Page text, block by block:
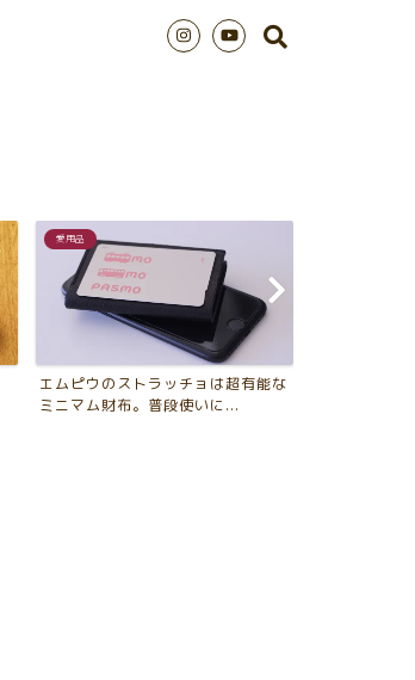
愛用品
エムピウのストラッチョは超有能な
ミニマム財布。普段使いに...